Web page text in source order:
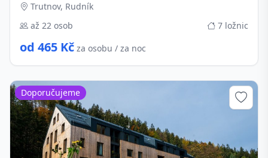
Trutnov, Rudník
až 22 osob
7 ložnic
od 465 Kč za osobu / za noc
Doporučujeme